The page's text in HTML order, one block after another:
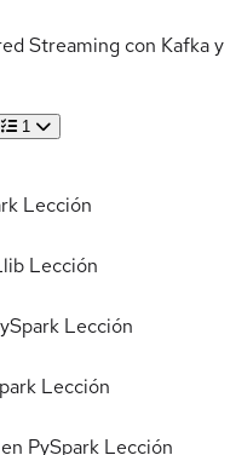
Streaming con Kafka y
1
Lección
Lección
Lección
Lección
PySpark Lección